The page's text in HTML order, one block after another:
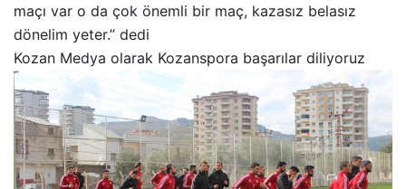
maçı var o da çok önemli bir maç, kazasız belasız
dönelim yeter.” dedi
Kozan Medya olarak Kozanspora başarılar diliyoruz